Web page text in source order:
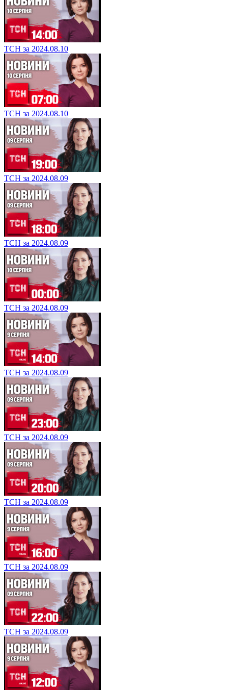
ТСН за 2024.08.10
ТСН за 2024.08.10
ТСН за 2024.08.09
ТСН за 2024.08.09
ТСН за 2024.08.09
ТСН за 2024.08.09
ТСН за 2024.08.09
ТСН за 2024.08.09
ТСН за 2024.08.09
ТСН за 2024.08.09